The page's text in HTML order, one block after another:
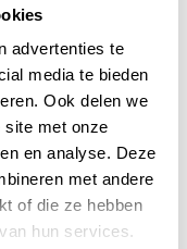
advertenties te
media te bieden
Ook delen we
site met onze
en analyse. Deze
met andere
of die ze hebben
hun services.